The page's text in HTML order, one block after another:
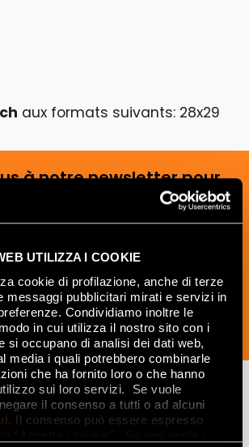
UTILIZZA I COOKIE
cookie di profilazione, anche di terze
messaggi pubblicitari mirati e servizi in
Condividiamo inoltre le
in cui utilizza il nostro sito con i
si occupano di analisi dei dati web,
media i quali potrebbero combinarle
che ha fornito loro o che hanno
sui loro servizi. Se vuole
il consenso a tutti o ad alcuni
. Il consenso può essere espresso
aux formats suivants: 28x29
à notre newsletter pour
les mises à jour
relatives au